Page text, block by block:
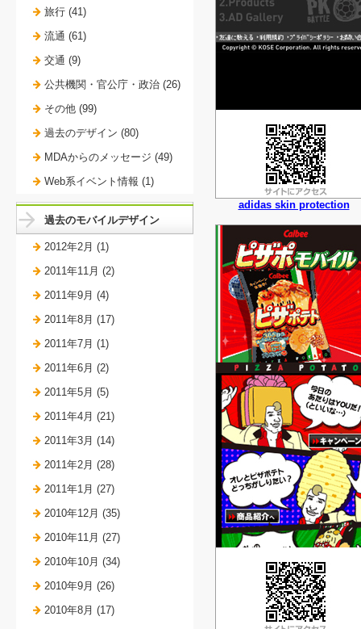
adidas skin protection
旅行 (41)
流通 (61)
交通 (9)
公共機関・官公庁・政治 (26)
その他 (99)
過去のデザイン (80)
MDAからのメッセージ (49)
Web系イベント情報 (1)
過去のモバイルデザイン
2012年2月 (1)
2011年11月 (2)
2011年9月 (4)
2011年8月 (17)
2011年7月 (1)
2011年6月 (2)
2011年5月 (5)
2011年4月 (21)
2011年3月 (14)
2011年2月 (28)
2011年1月 (27)
2010年12月 (35)
2010年11月 (27)
2010年10月 (34)
2010年9月 (26)
2010年8月 (17)